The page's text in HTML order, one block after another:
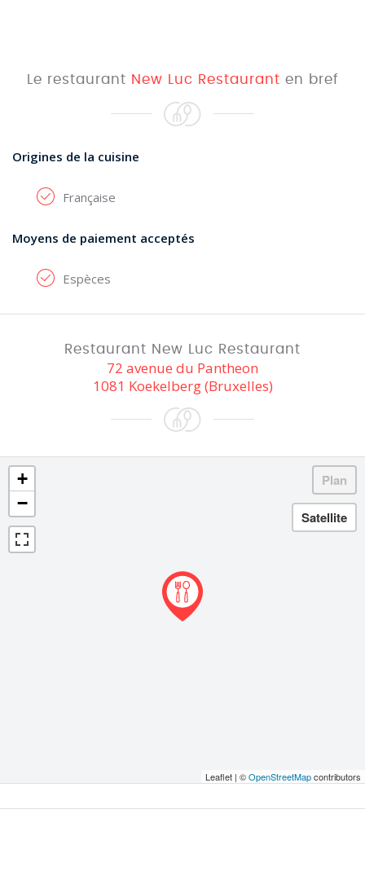
Le restaurant New Luc Restaurant en bref
Origines de la cuisine
Française
Moyens de paiement acceptés
Espèces
Restaurant New Luc Restaurant
72 avenue du Pantheon
1081 Koekelberg (Bruxelles)
+
−
Leaflet | ©OpenStreetMapcontributors